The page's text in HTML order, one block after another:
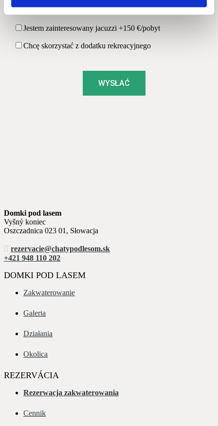
Jestem zainteresowany jacuzzi +150 €/pobyt
Chcę skorzystać z dodatku rekreacyjnego
Domki pod lasem
Vyšný koniec
Oszczadnica 023 01, Słowacja
rezervacie@chatypodlesom.sk
+421 948 110 202
DOMKI POD LASEM
Zakwaterowanie
Galeria
Działania
Okolica
REZERVÁCIA
Rezerwacja zakwaterowania
Cennik